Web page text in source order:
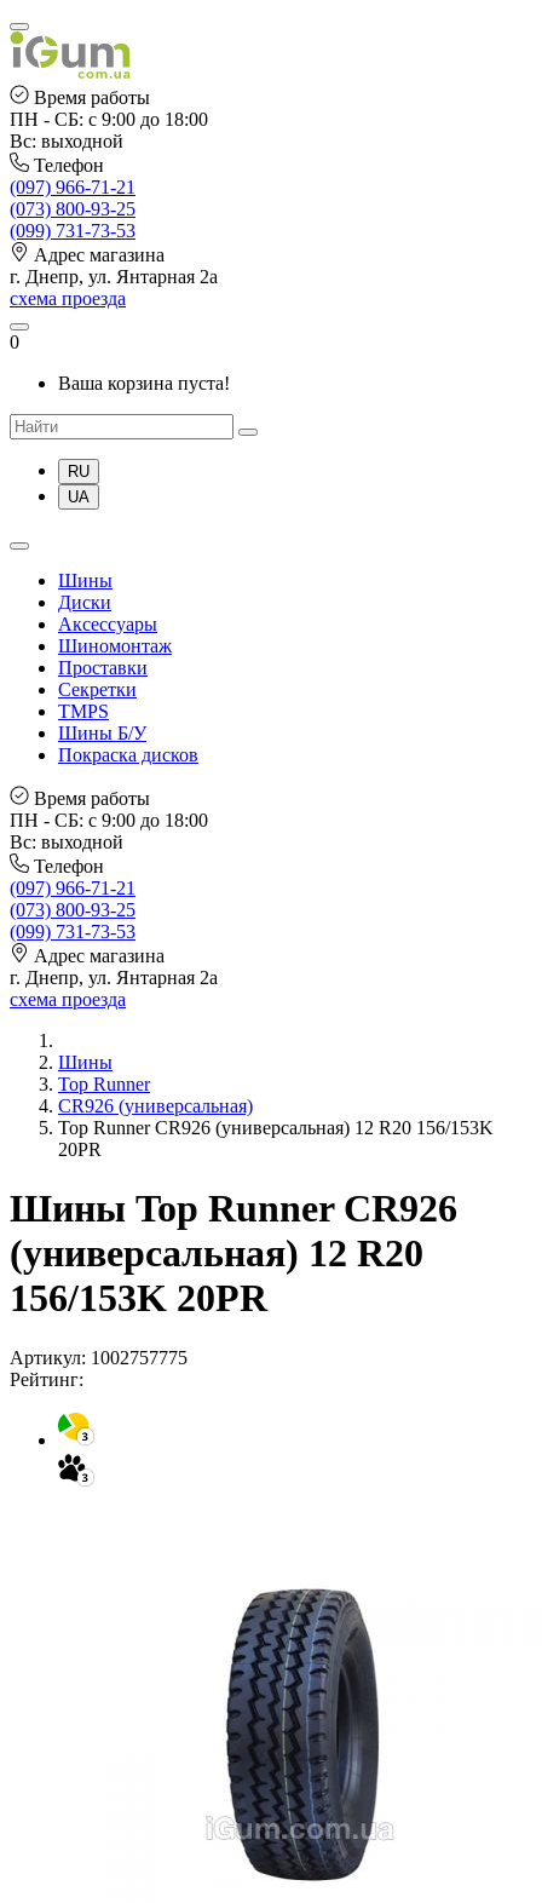
Время работы
ПН - СБ: с 9:00 до 18:00
Вс: выходной
Телефон
(097) 966-71-21
(073) 800-93-25
(099) 731-73-53
Адрес магазина
г. Днепр, ул. Янтарная 2а
схема проезда
0
Ваша корзина пуста!
RU
UA
Шины
Диски
Аксессуары
Шиномонтаж
Проставки
Секретки
TMPS
Шины Б/У
Покраска дисков
Время работы
ПН - СБ: с 9:00 до 18:00
Вс: выходной
Телефон
(097) 966-71-21
(073) 800-93-25
(099) 731-73-53
Адрес магазина
г. Днепр, ул. Янтарная 2а
схема проезда
Шины
Top Runner
CR926 (универсальная)
Top Runner CR926 (универсальная) 12 R20 156/153K
20PR
Шины Top Runner CR926
(универсальная) 12 R20
156/153K 20PR
Артикул: 1002757775
Рейтинг: